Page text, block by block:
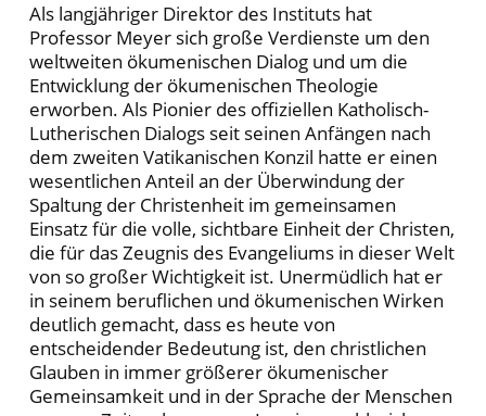
Als langjähriger Direktor des Instituts hat
Professor Meyer sich große Verdienste um den
weltweiten ökumenischen Dialog und um die
Entwicklung der ökumenischen Theologie
erworben. Als Pionier des offiziellen Katholisch-
Lutherischen Dialogs seit seinen Anfängen nach
dem zweiten Vatikanischen Konzil hatte er einen
wesentlichen Anteil an der Überwindung der
Spaltung der Christenheit im gemeinsamen
Einsatz für die volle, sichtbare Einheit der Christen,
die für das Zeugnis des Evangeliums in dieser Welt
von so großer Wichtigkeit ist. Unermüdlich hat er
in seinem beruflichen und ökumenischen Wirken
deutlich gemacht, dass es heute von
entscheidender Bedeutung ist, den christlichen
Glauben in immer größerer ökumenischer
Gemeinsamkeit und in der Sprache der Menschen